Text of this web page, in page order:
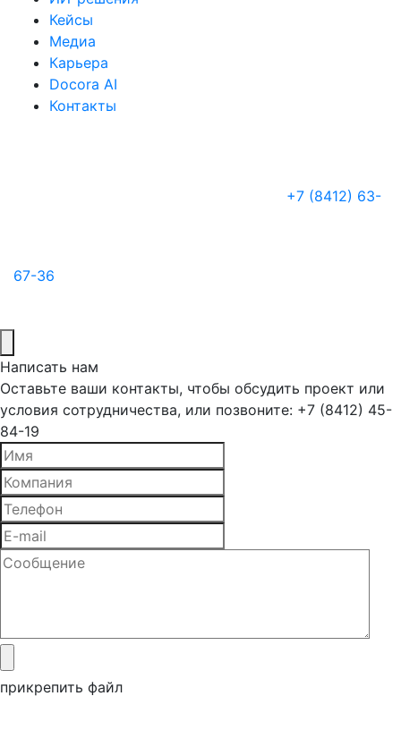
Кейсы
Медиа
Карьера
Docora AI
Контакты
+7 (8412) 63-
67-36
Написать нам
Оставьте ваши контакты, чтобы обсудить проект или
условия сотрудничества, или позвоните: +7 (8412) 45-
84-19
прикрепить файл